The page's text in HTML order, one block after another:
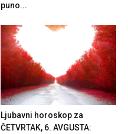
puno...
Ljubavni horoskop za
ČETVRTAK, 6. AVGUSTA: